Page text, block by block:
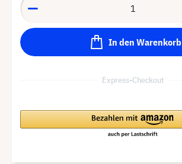
In den Warenkorb
Express-Checkout